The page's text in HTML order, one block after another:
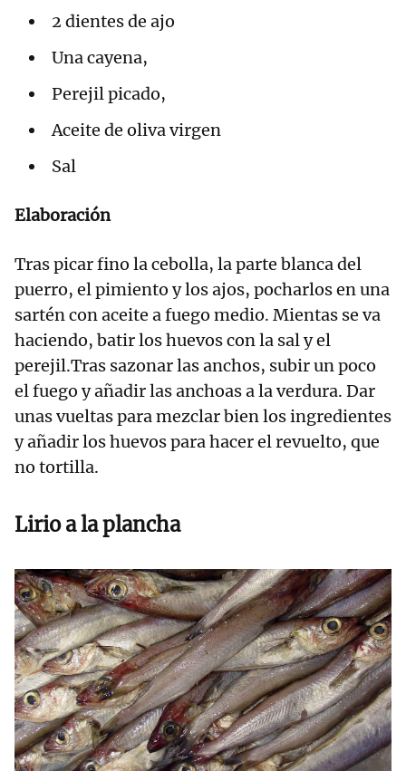
2 dientes de ajo
Una cayena,
Perejil picado,
Aceite de oliva virgen
Sal
Elaboración
Tras picar fino la cebolla, la parte blanca del
puerro, el pimiento y los ajos, pocharlos en una
sartén con aceite a fuego medio. Mientas se va
haciendo, batir los huevos con la sal y el
perejil.Tras sazonar las anchos, subir un poco
el fuego y añadir las anchoas a la verdura. Dar
unas vueltas para mezclar bien los ingredientes
y añadir los huevos para hacer el revuelto, que
no tortilla.
Lirio a la plancha